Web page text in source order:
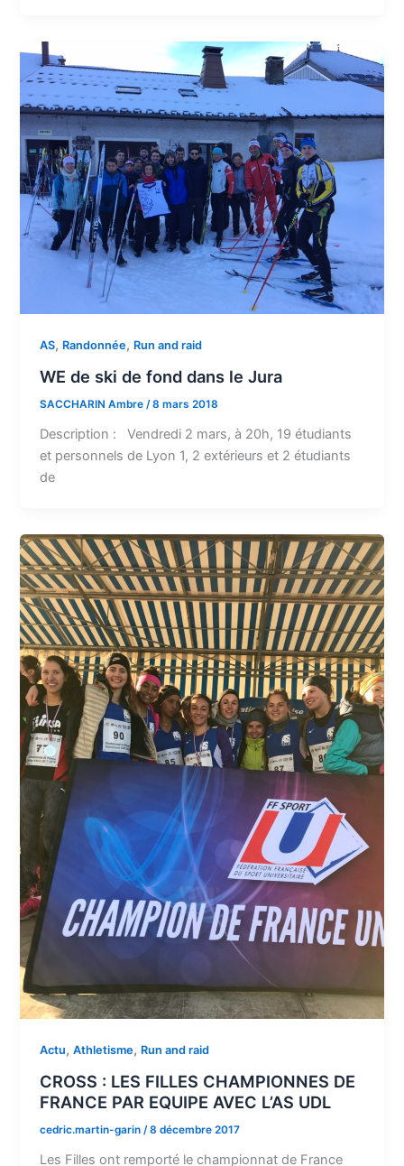
AS, Randonnée, Run and raid
WE de ski de fond dans le Jura
SACCHARIN Ambre/8 mars 2018
Description : Vendredi 2 mars, à 20h, 19 étudiants
et personnels de Lyon 1, 2 extérieurs et 2 étudiants
de
Actu,Athletisme, Run and raid
CROSS : LES FILLES CHAMPIONNES DE
FRANCE PAR EQUIPE AVEC L’AS UDL
cedric.martin-garin /8 décembre 2017
Les Filles ont remporté le championnat de France